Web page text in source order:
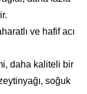
ve hafif acı
daha kaliteli bir
soğuk